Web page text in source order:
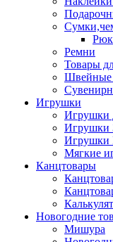
Ремни
Товары
Швейные
Игрушки
Игрушки
Игрушки
Игрушки
Мягкие
Канцтовары
Новогодние
Мишура